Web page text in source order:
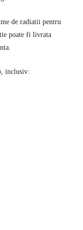
de radiatii pentru
poate fi livrata
inclusiv: